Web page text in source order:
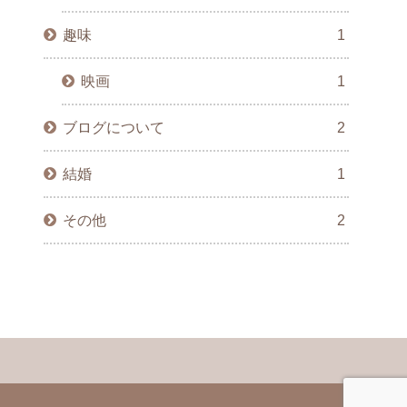
趣味 1
映画 1
ブログについて 2
結婚 1
その他 2